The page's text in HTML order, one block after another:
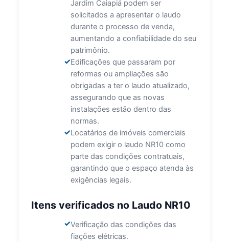
Jardim Caiapiá podem ser
solicitados a apresentar o laudo
durante o processo de venda,
aumentando a confiabilidade do seu
patrimônio.
Edificações que passaram por
reformas ou ampliações são
obrigadas a ter o laudo atualizado,
assegurando que as novas
instalações estão dentro das
normas.
Locatários de imóveis comerciais
podem exigir o laudo NR10 como
parte das condições contratuais,
garantindo que o espaço atenda às
exigências legais.
Itens verificados no Laudo NR10
Verificação das condições das
fiações elétricas.